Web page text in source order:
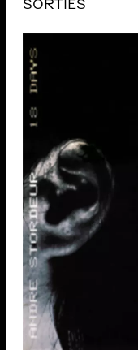
SORTIES